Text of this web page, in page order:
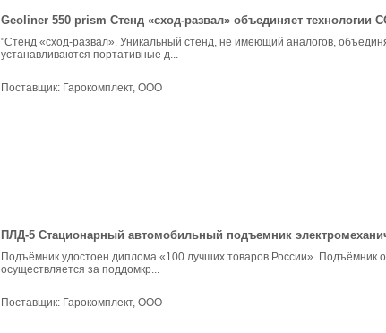
Geoliner 550 prism Стенд «сход-развал» объединяет технологии
"Стенд «сход-развал». Уникальный стенд, не имеющий аналогов,
устанавливаются портативные д...
Поставщик: Гарокомплект, ООО
ПЛД-5 Стационарный автомобильный подъемник
Подъёмник удостоен диплома «100 лучших товаров России». Подъёмник
осуществляется за поддомкр...
Поставщик: Гарокомплект, ООО